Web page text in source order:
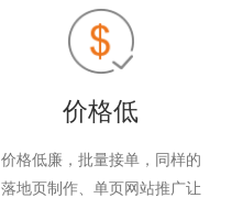
价格低
价格低廉，批量接单，同样的
落地页制作、单页网站推广让